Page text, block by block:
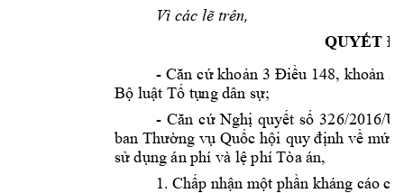
Vì các lẽ trên,
QUYẾT
- Căn cứ khoản 3 Điều 148, khoản 3
Bộ luật Tố tụng dân sự;
- Căn cứ Nghị quyết số 326/2016/
ban Thường vụ Quốc hội quy định về mức
sử dụng án phí và lệ phí Tòa án,
1. Chấp nhận một phần kháng cáo